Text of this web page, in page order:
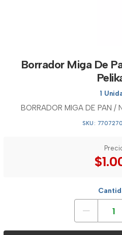
Borrador Miga De
1
BORRADOR MIGA DE PAN /
SKU: